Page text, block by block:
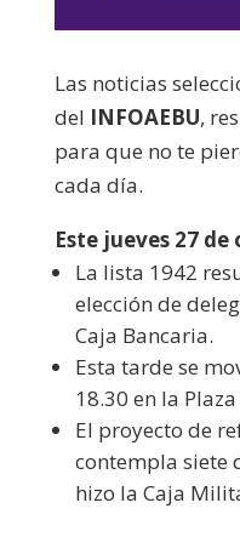
Las noticias
del INFOAEBU,
para que no te
cada día.
Este jueves 27 de
La lista 1942
elección de
Caja Bancaria.
Esta tarde se
18.30 en la
El proyecto de
contempla siete
hizo la Caja